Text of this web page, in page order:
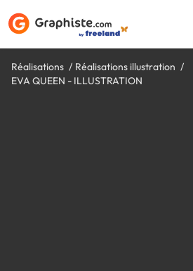
Réalisations
Réalisations illustration
EVA QUEEN - ILLUSTRATION